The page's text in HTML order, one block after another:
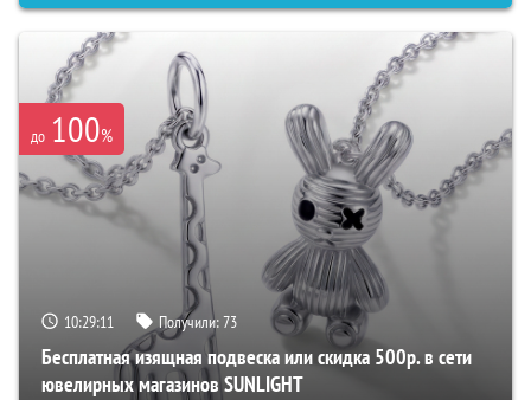
до 100%
10:29:10 Получили:73
Бесплатная изящная подвеска или скидка 500р. в сети
ювелирных магазинов SUNLIGHT